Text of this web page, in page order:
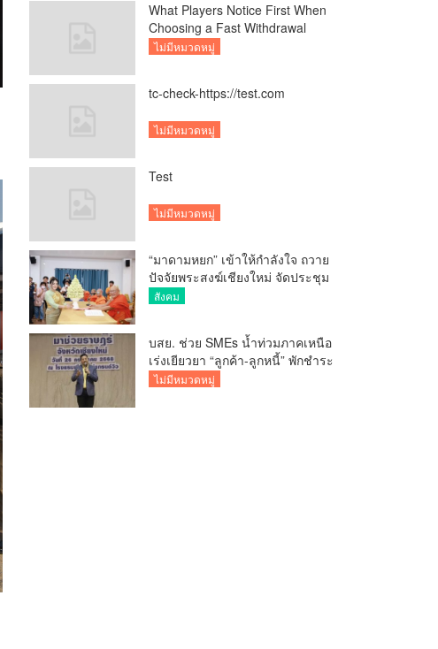
What Players Notice First When
Choosing a Fast Withdrawal
Casino UK
ไม่มีหมวดหมู่
tc-check-https://test.com
ไม่มีหมวดหมู่
Test
ไม่มีหมวดหมู่
“มาดามหยก” เข้าให้กำลังใจ ถวาย
ปัจจัยพระสงฆ์เชียงใหม่ จัดประชุม
ทำบัญชีรายรับรายจ่ายของวัด กว่า
สังคม
บสย. ช่วย SMEs น้ำท่วมภาคเหนือ
เร่งเยียวยา “ลูกค้า-ลูกหนี้” พักชำระ
ค่าธรรมเนียม-ค่างวด
ไม่มีหมวดหมู่